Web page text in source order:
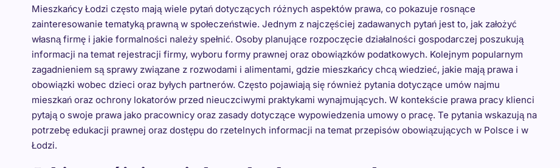
Mieszkańcy Łodzi często mają wiele pytań dotyczących różnych aspektów prawa, co pokazuje rosnące
zainteresowanie tematyką prawną w społeczeństwie. Jednym z najczęściej zadawanych pytań jest to, jak założyć
własną firmę i jakie formalności należy spełnić. Osoby planujące rozpoczęcie działalności gospodarczej poszukują
informacji na temat rejestracji firmy, wyboru formy prawnej oraz obowiązków podatkowych. Kolejnym popularnym
zagadnieniem są sprawy związane z rozwodami i alimentami, gdzie mieszkańcy chcą wiedzieć, jakie mają prawa i
obowiązki wobec dzieci oraz byłych partnerów. Często pojawiają się również pytania dotyczące umów najmu
mieszkań oraz ochrony lokatorów przed nieuczciwymi praktykami wynajmujących. W kontekście prawa pracy klienci
pytają o swoje prawa jako pracownicy oraz zasady dotyczące wypowiedzenia umowy o pracę. Te pytania wskazują na
potrzebę edukacji prawnej oraz dostępu do rzetelnych informacji na temat przepisów obowiązujących w Polsce i w
Łodzi.